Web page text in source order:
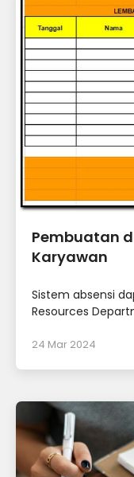
Pembuatan
Karyawan
Sistem absensi
Resources
24 Mar 2024